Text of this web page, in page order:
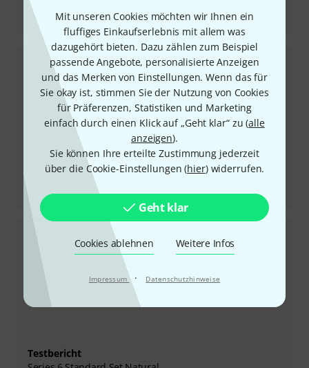
Mit unseren Cookies möchten wir Ihnen ein
fluffiges Einkaufserlebnis mit allem was
dazugehört bieten. Dazu zählen zum Beispiel
passende Angebote, personalisierte Anzeigen
und das Merken von Einstellungen. Wenn das für
Sie okay ist, stimmen Sie der Nutzung von Cookies
für Präferenzen, Statistiken und Marketing
einfach durch einen Klick auf „Geht klar“ zu (alle
anzeigen).
Sie können Ihre erteilte Zustimmung jederzeit
über die Cookie-Einstellungen (hier) widerrufen.
Geht klar
Cookies ablehnen Weitere Infos
Impressum · Datenschutzhinweise
Testbericht
Urban Beat Drum Set BK
Series 3 Standard Set Black
Testbericht